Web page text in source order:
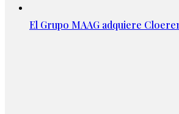
El Grupo MAAG adquiere